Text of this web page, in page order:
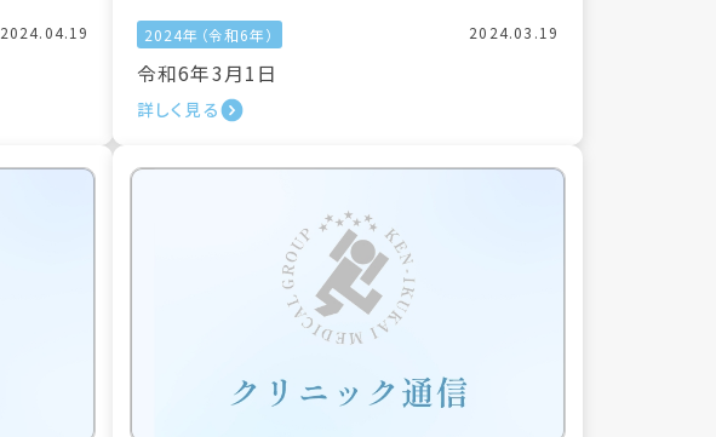
2024.04.19 2024年（令和6年） 2024.03.19
令和6年3月1日
詳しく見る